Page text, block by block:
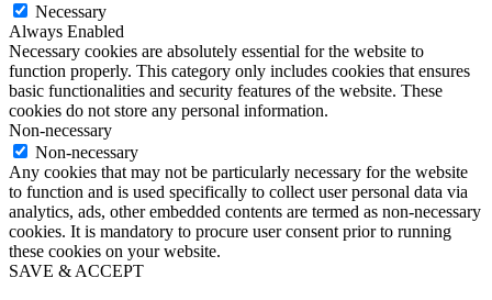
Necessary
Always Enabled
Necessary cookies are absolutely essential for the website to
function properly. This category only includes cookies that ensures
basic functionalities and security features of the website. These
cookies do not store any personal information.
Non-necessary
Non-necessary
Any cookies that may not be particularly necessary for the website
to function and is used specifically to collect user personal data via
analytics, ads, other embedded contents are termed as non-necessary
cookies. It is mandatory to procure user consent prior to running
these cookies on your website.
SAVE & ACCEPT